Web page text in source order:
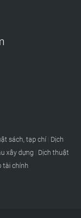
sách, tạp chí| Dịch
xây dựng
Dịch thuật
tài chính